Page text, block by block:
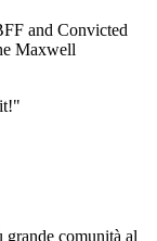
and Convicted
Maxwell
comunità al